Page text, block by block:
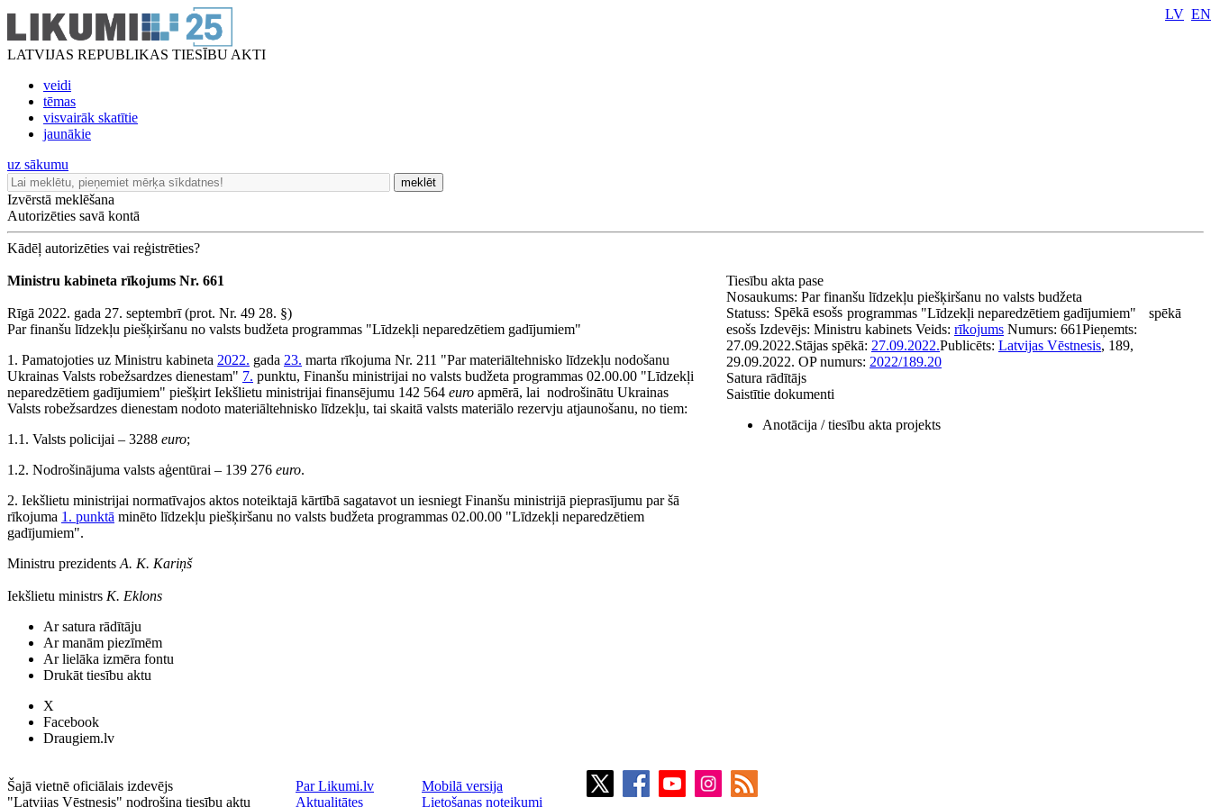
LATVIJAS REPUBLIKAS TIESĪBU AKTI
veidi
tēmas
visvairāk skatītie
jaunākie
LV EN
uz sākumu
meklēt
Izvērstā meklēšana
Autorizēties savā kontā
Kādēļ autorizēties vai reģistrēties?
Ministru kabineta rīkojums Nr. 661
Rīgā 2022. gada 27. septembrī (prot. Nr. 49 28. §)
Par finanšu līdzekļu piešķiršanu no valsts budžeta programmas "Līdzekļi neparedzētiem gadījumiem"
1. Pamatojoties uz Ministru kabineta 2022. gada 23. marta rīkojuma Nr. 211 "Par materiāltehnisko līdzekļu nodošanu
Ukrainas Valsts robežsardzes dienestam" 7. punktu, Finanšu ministrijai no valsts budžeta programmas 02.00.00 "Līdzekļi
neparedzētiem gadījumiem" piešķirt Iekšlietu ministrijai finansējumu 142 564 euro apmērā, lai nodrošinātu Ukrainas
Valsts robežsardzes dienestam nodoto materiāltehnisko līdzekļu, tai skaitā valsts materiālo rezervju atjaunošanu, no tiem:
1.1. Valsts policijai – 3288 euro;
1.2. Nodrošinājuma valsts aģentūrai – 139 276 euro.
2. Iekšlietu ministrijai normatīvajos aktos noteiktajā kārtībā sagatavot un iesniegt Finanšu ministrijā pieprasījumu par šā
rīkojuma 1. punktā minēto līdzekļu piešķiršanu no valsts budžeta programmas 02.00.00 "Līdzekļi neparedzētiem
gadījumiem".
Ministru prezidents A. K. Kariņš
Iekšlietu ministrs K. Eklons
Tiesību akta pase
Nosaukums: Par finanšu līdzekļu piešķiršanu no valsts budžeta
programmas "Līdzekļi neparedzētiem gadījumiem"
Statuss: Spēkā esošs
spēkā
esošs Izdevējs: Ministru kabinets Veids: rīkojums Numurs: 661Pieņemts:
27.09.2022.Stājas spēkā: 27.09.2022.Publicēts: Latvijas Vēstnesis, 189,
29.09.2022. OP numurs: 2022/189.20
Satura rādītājs
Saistītie dokumenti
Anotācija / tiesību akta projekts
Ar satura rādītāju
Ar manām piezīmēm
Ar lielāka izmēra fontu
Drukāt tiesību aktu
X
Facebook
Draugiem.lv
Šajā vietnē oficiālais izdevējs
"Latvijas Vēstnesis" nodrošina tiesību aktu
Par Likumi.lv
Aktualitātes
Mobilā versija
Lietošanas noteikumi